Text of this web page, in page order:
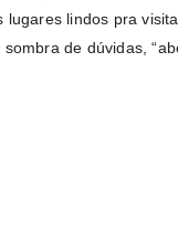
lindos pra
de dúvidas,